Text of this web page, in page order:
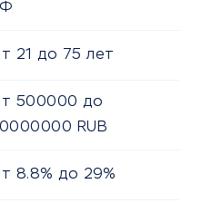
21 до 75 лет
500000 до
RUB
8.8% до 29%